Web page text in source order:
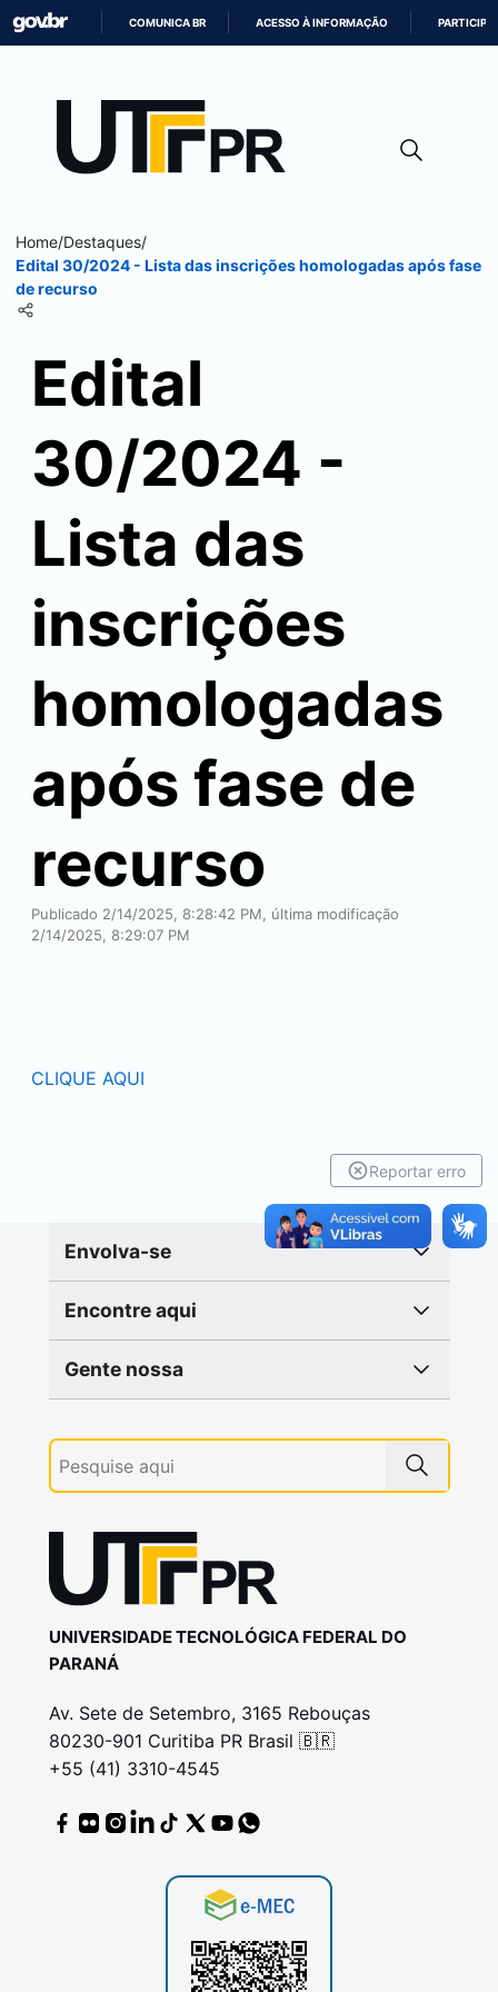
CONTEÚDO
COMUNICA BR ACESSO À INFORMAÇÃO PARTICIPE
Home/Destaques/
Edital 30/2024 - Lista das inscrições homologadas após fase
de recurso
Edital
30/2024 -
Lista das
inscrições
homologadas
após fase de
recurso
Publicado 2/14/2025, 8:28:42 PM, última modificação
2/14/2025, 8:29:07 PM
CLIQUE AQUI
Reportar erro
Envolva-se
Encontre aqui
Gente nossa
UNIVERSIDADE TECNOLÓGICA FEDERAL DO
PARANÁ
Av. Sete de Setembro, 3165 Rebouças
80230-901 Curitiba PR Brasil 🇧🇷
+55 (41) 3310-4545